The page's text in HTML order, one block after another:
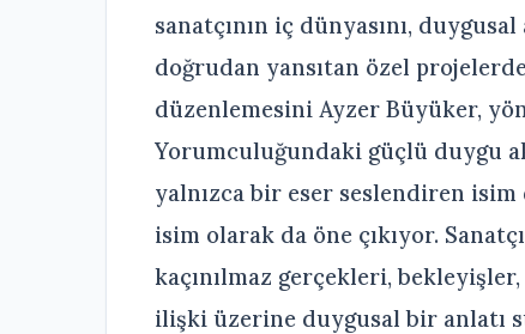
sanatçının iç dünyasını,
doğrudan yansıtan özel
düzenlemesini Ayzer Büyüker,
Yorumculuğundaki güçlü duygu
yalnızca bir eser seslendiren
isim olarak da öne çıkıyor.
kaçınılmaz gerçekleri,
ilişki üzerine duygusal bir anlatı